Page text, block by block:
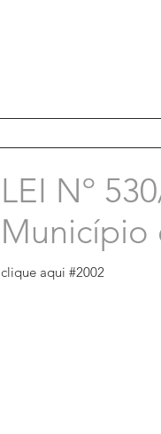
LEI Nº
Município
clique aqui #2002